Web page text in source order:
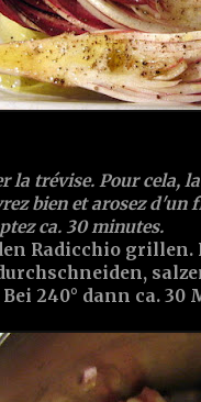
la trévise. Pour cela,
bien et arosez
ca. 30 minutes.
Radicchio grillen.
240° dann ca.